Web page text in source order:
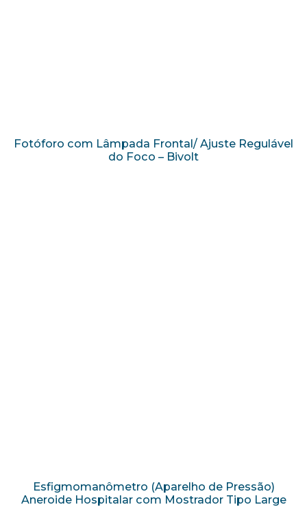
Fotóforo com Lâmpada Frontal/ Ajuste Regulável
do Foco – Bivolt
Esfigmomanômetro (Aparelho de Pressão)
Aneroide Hospitalar com Mostrador Tipo Large